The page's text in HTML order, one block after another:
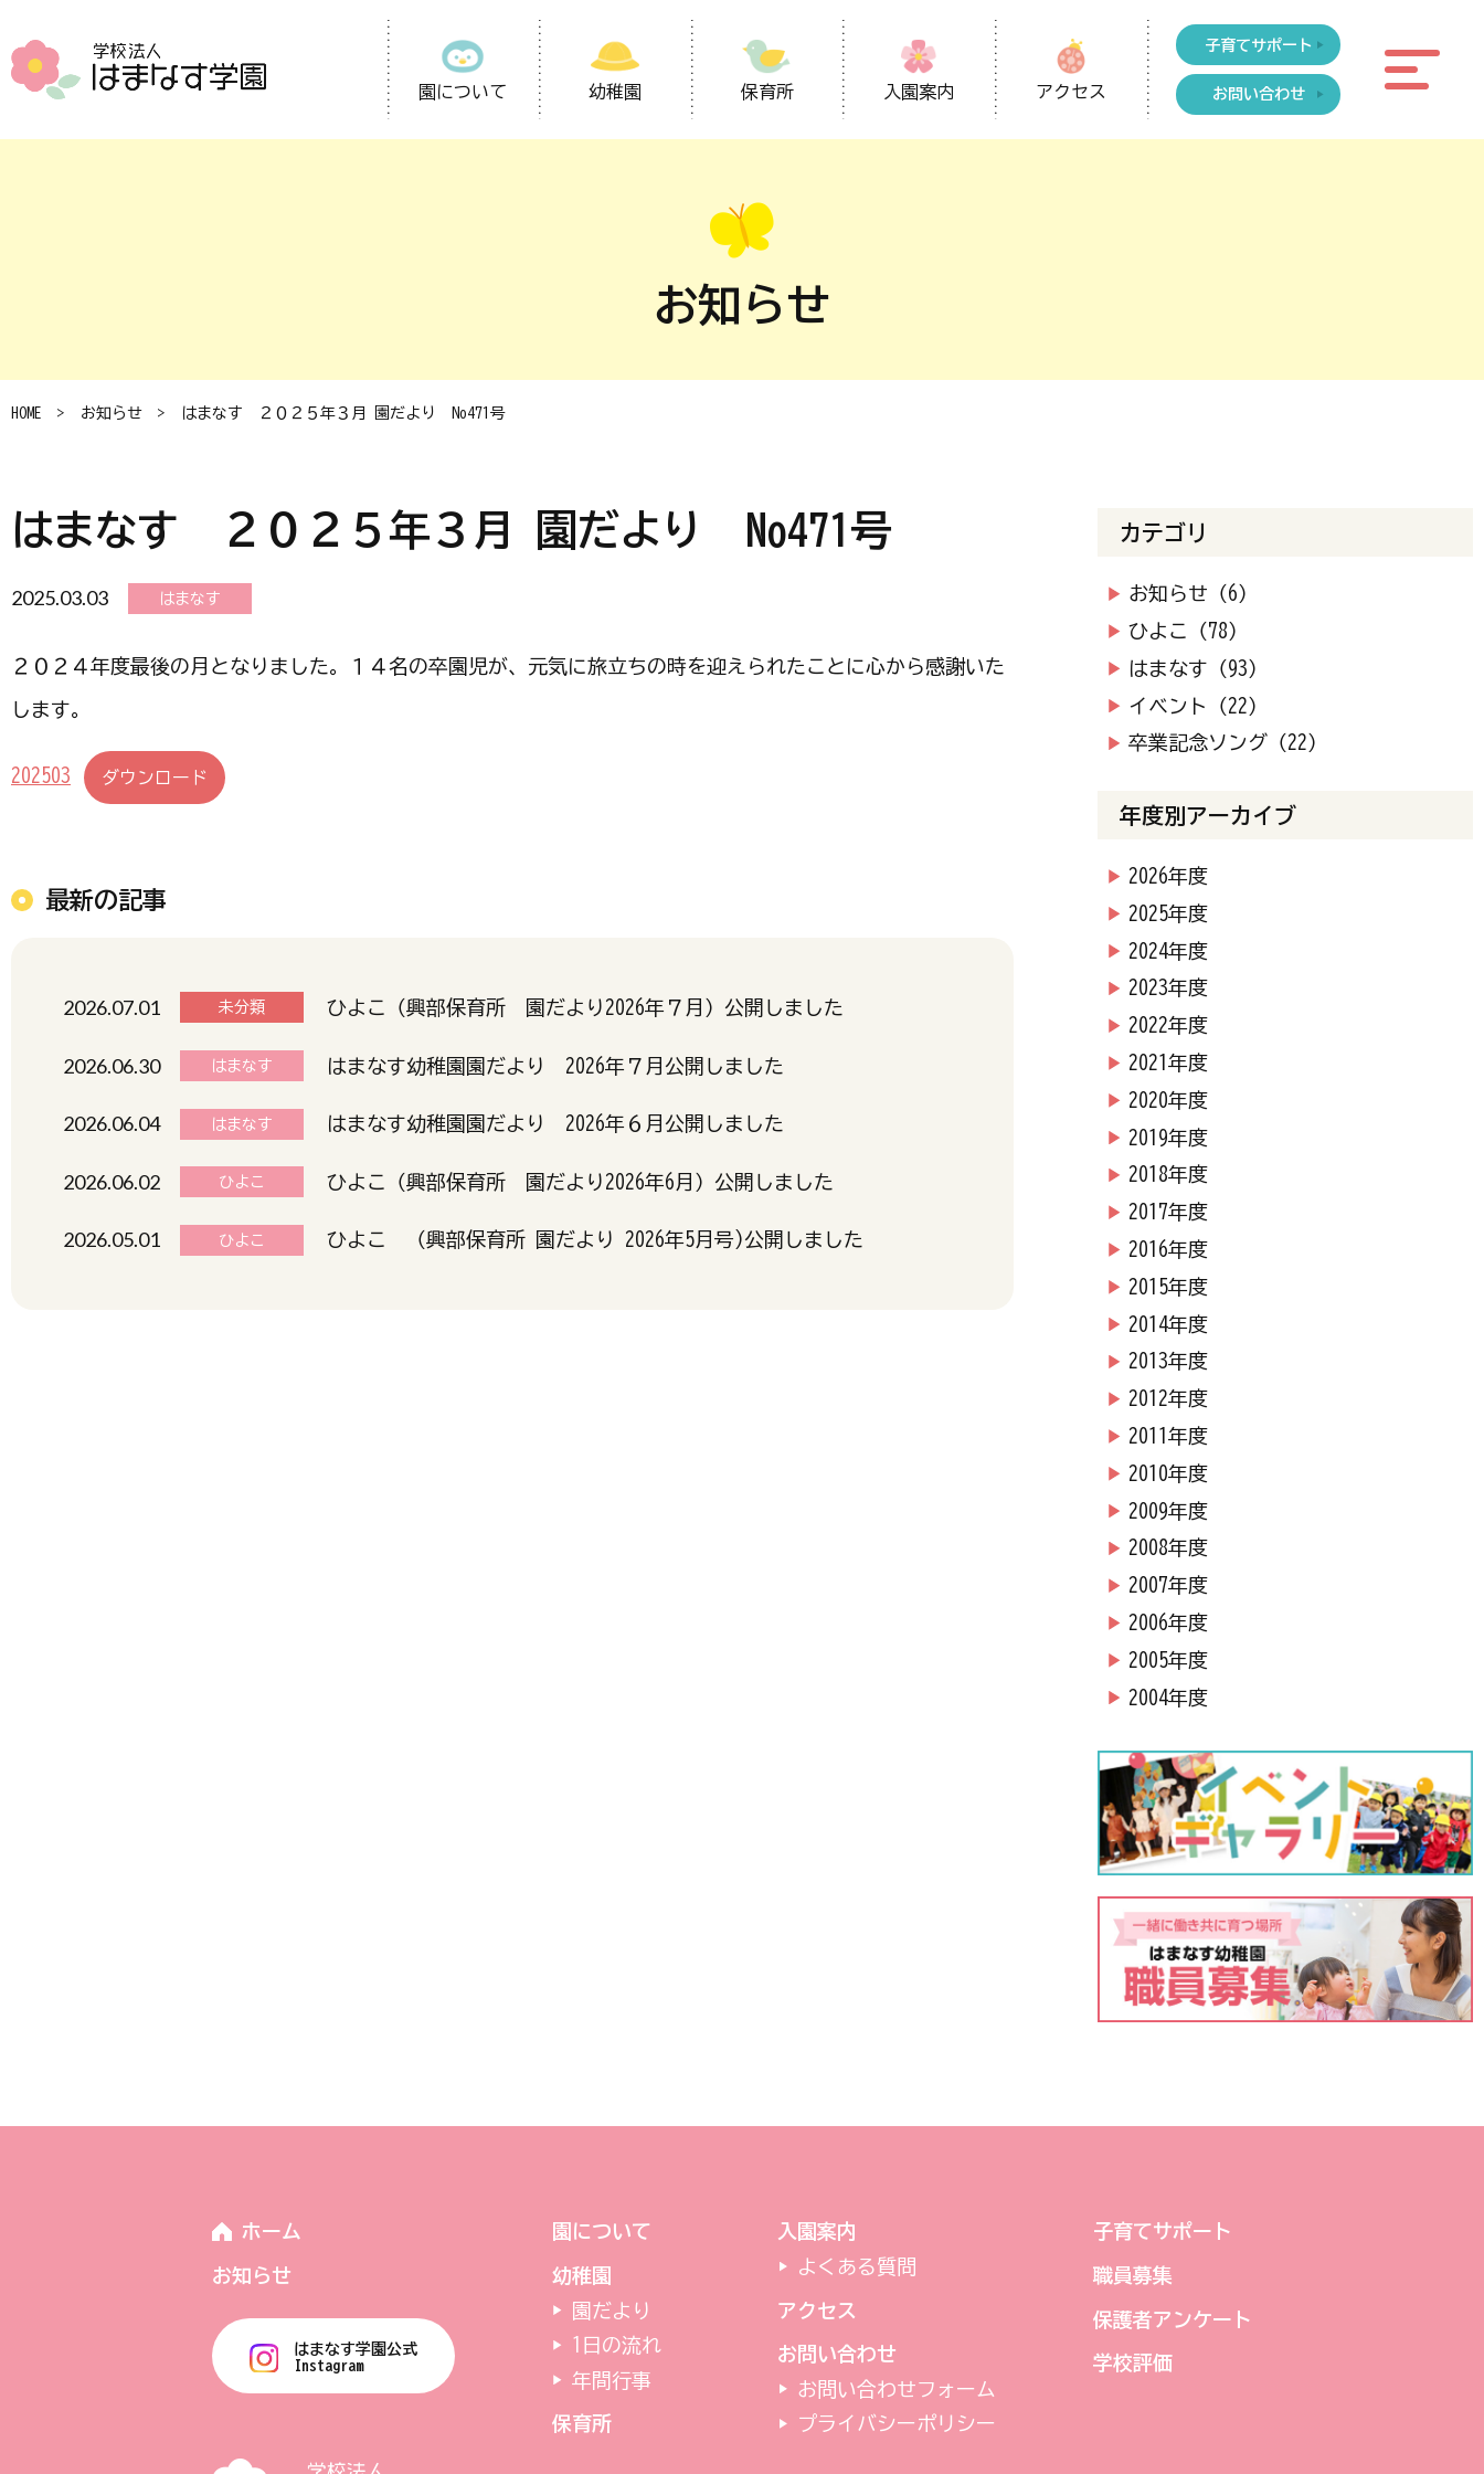
園について 幼稚園 保育所 入園案内 アクセス
子育てサポート
お問い合わせ
お知らせ
HOME お知らせ はまなす ２０２５年３月 園だより No471号
はまなす ２０２５年３月 園だより No471号
2025.03.03 はまなす
２０２４年度最後の月となりました。１４名の卒園児が、元気に旅立ちの時を迎えられたことに心から感謝いた
します。
202503 ダウンロード
最新の記事
2026.07.01 未分類 ひよこ（興部保育所 園だより2026年７月）公開しました
2026.06.30 はまなす はまなす幼稚園園だより 2026年７月公開しました
2026.06.04 はまなす はまなす幼稚園園だより 2026年６月公開しました
2026.06.02 ひよこ ひよこ（興部保育所 園だより2026年6月）公開しました
2026.05.01 ひよこ ひよこ （興部保育所 園だより 2026年5月号)公開しました
カテゴリ
お知らせ（6）
ひよこ（78）
はまなす（93）
イベント（22）
卒業記念ソング（22）
年度別アーカイブ
2026年度
2025年度
2024年度
2023年度
2022年度
2021年度
2020年度
2019年度
2018年度
2017年度
2016年度
2015年度
2014年度
2013年度
2012年度
2011年度
2010年度
2009年度
2008年度
2007年度
2006年度
2005年度
2004年度
ホーム
お知らせ
はまなす学園公式
Instagram
園について
幼稚園
園だより
1日の流れ
年間行事
保育所
入園案内
よくある質問
アクセス
お問い合わせ
お問い合わせフォーム
プライバシーポリシー
子育てサポート
職員募集
保護者アンケート
学校評価